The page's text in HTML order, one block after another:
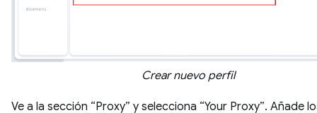
Crear nuevo perfil
Ve a la sección “Proxy” y selecciona “Your Proxy”. Añade